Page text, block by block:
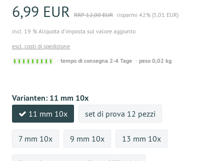
6,99 EUR RRP 12,00 EUR risparmi 42% (5,01 EUR)
incl. 19 % Aliquota d'imposta sul valore aggiunto
escl. costi di spedizione
Sofort
tempo di consegna 2-4 Tage peso 0,02 kg
Varianten: 11 mm 10x
11 mm 10x set di prova 12 pezzi
7 mm 10x 9 mm 10x 13 mm 10x